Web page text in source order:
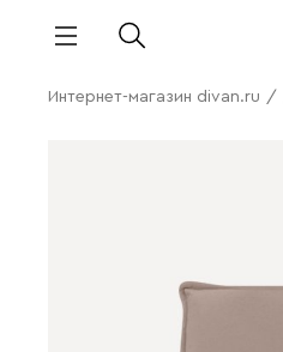
Интернет-магазин divan.ru /